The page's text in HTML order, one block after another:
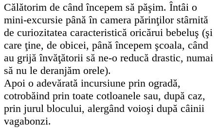
Călătorim de când începem să păşim. Întâi o
mini-excursie până în camera părinţilor stârnită
de curiozitatea caracteristică oricărui bebeluş (şi
care ţine, de obicei, până începem şcoala, când
au grijă învăţătorii să ne-o reducă drastic, numai
să nu le deranjăm orele).
Apoi o adevărată incursiune prin ogradă,
cotrobăind prin toate cotloanele sau, după caz,
prin jurul blocului, alergând voioşi după câinii
vagabonzi.